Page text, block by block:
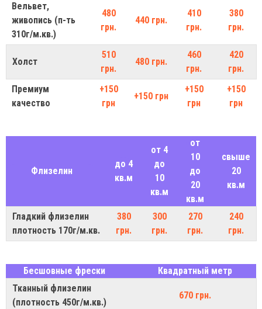
Вельвет,
живопись (п-ть
310г/м.кв.)
480
грн.
440 грн.
410
грн.
380
грн.
Холст
510
грн.
480 грн.
460
грн.
420
грн.
Премиум
качество
+150
грн
+150 грн
+150
грн
+150
грн
Флизелин
до 4
кв.м
от 4
до
10
кв.м
от
10
до
20
кв.м
свыше
20
кв.м
Гладкий флизелин
плотность 170г/м.кв.
380
грн.
300
грн.
270
грн.
240
грн.
Бесшовные фрески
Квадратный метр
Тканный флизелин
(плотность 450г/м.кв.)
670 грн.